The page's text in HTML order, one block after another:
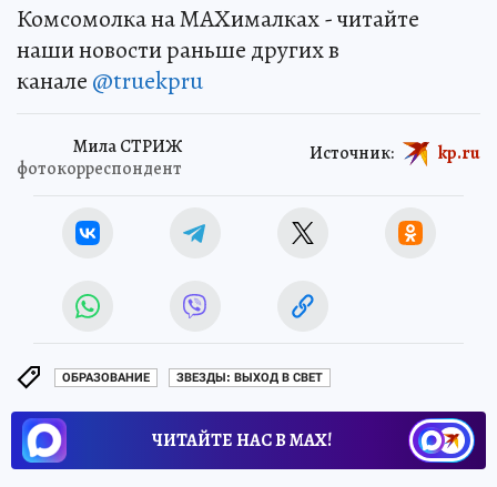
Комсомолка на MAXималках - читайте
наши новости раньше других в
канале @truekpru
Мила СТРИЖ
фотокорреспондент
Источник: kp.ru
ОБРАЗОВАНИЕ ЗВЕЗДЫ: ВЫХОД В СВЕТ
ЧИТАЙТЕ НАС В МАХ!